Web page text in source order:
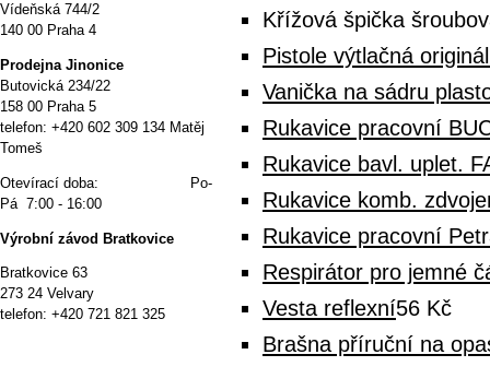
Křížová špička
Pistole výtlačná
Vanička na sádru
Rukavice pracovní
Rukavice bavl. uplet.
Rukavice komb.
Rukavice pracovní
Respirátor pro jemné
Vesta reflexní56 Kč
Brašna příruční na
Vídeňská 744/2
140 00 Praha 4
Prodejna Jinonice
Butovická 234/22
158 00 Praha 5
telefon: +420 602 309 134 Matěj
Tomeš
Otevírací doba: Po-
Pá 7:00 - 16:00
Výrobní závod Bratkovice
Bratkovice 63
273 24 Velvary
telefon: +420 721 821 325